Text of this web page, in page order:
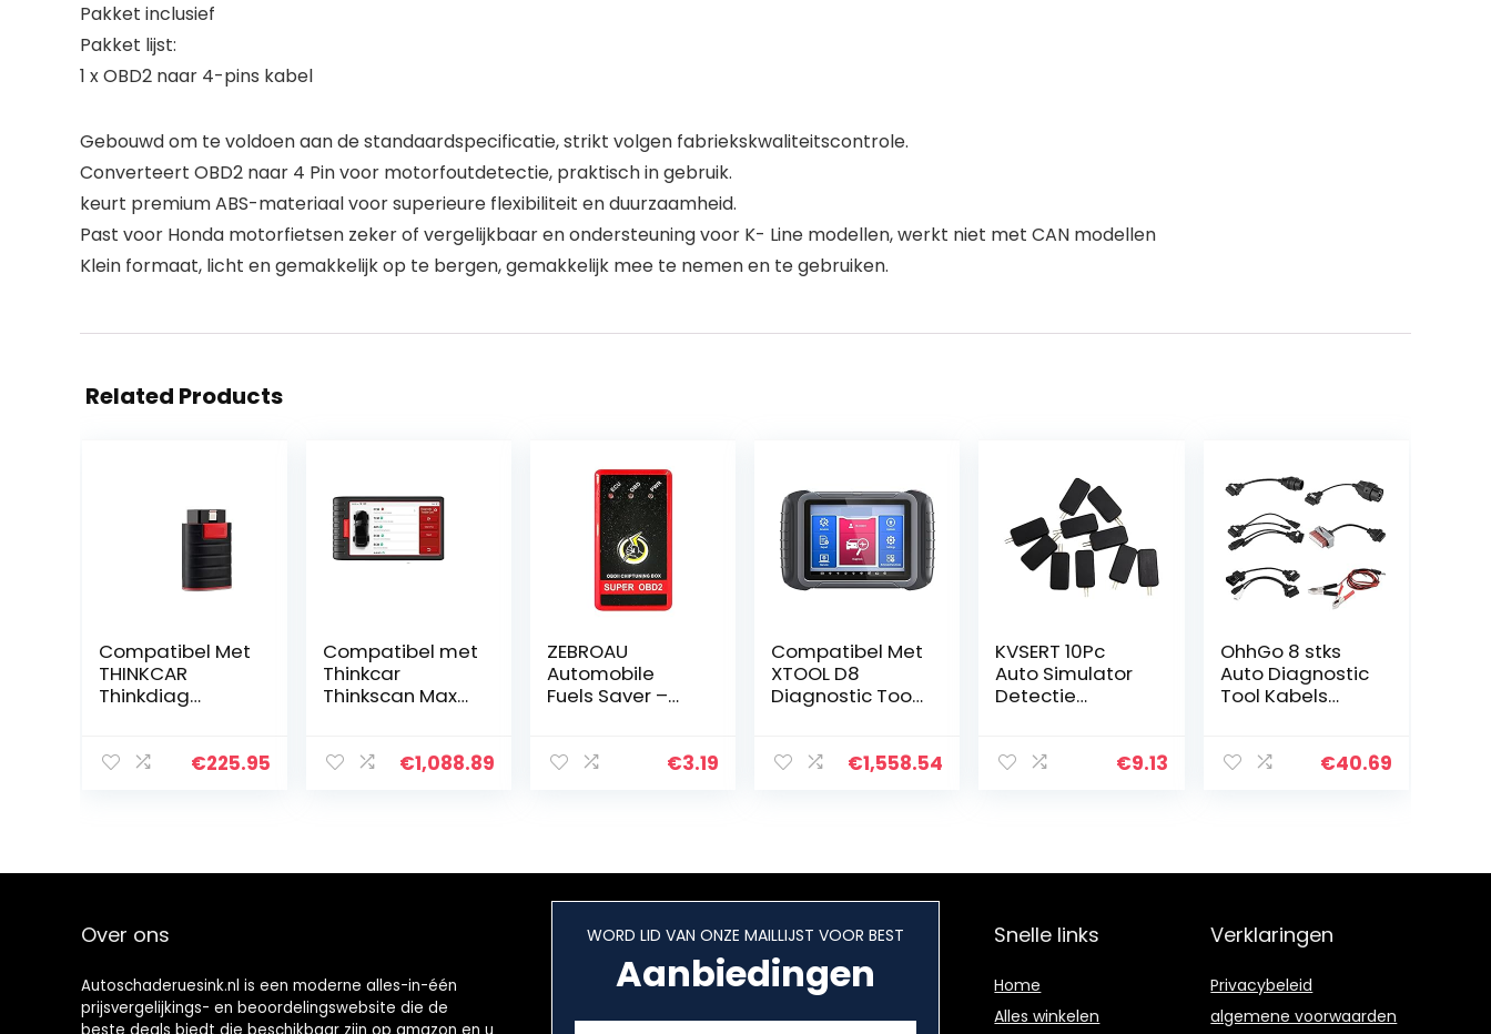
Pakket inclusief
Pakket lijst:
1 x OBD2 naar 4-pins kabel
Gebouwd om te voldoen aan de standaardspecificatie, strikt volgen fabriekskwaliteitscontrole.
Converteert OBD2 naar 4 Pin voor motorfoutdetectie, praktisch in gebruik.
keurt premium ABS-materiaal voor superieure flexibiliteit en duurzaamheid.
Past voor Honda motorfietsen zeker of vergelijkbaar en ondersteuning voor K- Line modellen, werkt niet met CAN modellen
Klein formaat, licht en gemakkelijk op te bergen, gemakkelijk mee te nemen en te gebruiken.
Related Products
Compatibel Met
THINKCAR
Thinkdiag
Software Reset 1
€225.95
Compatibel met
Thinkcar
Thinkscan Max
Scan Tool
IMMO ECU…
€1,088.89
ZEBROAU
Automobile
Fuels Saver –
Chip Tuning Box |
Box…
€3.19
Compatibel Met
XTOOL D8
Diagnostic Tool
Automotivo Bi-
€1,558.54
KVSERT 10Pc
Auto Simulator
Detectie
Diagnostische
€9.13
OhhGo 8 stks
Auto Diagnostic
Tool Kabels
Delphi ds150e
€40.69
Over ons
Autoschaderuesink.nl is een moderne alles-in-één
prijsvergelijkings- en beoordelingswebsite die de
WORD LID VAN ONZE MAILLIJST VOOR BEST
Aanbiedingen
Snelle links
Home
Alles winkelen
Verklaringen
Privacybeleid
algemene voorwaarden